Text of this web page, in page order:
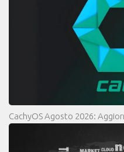
CachyOS Agosto 2026: